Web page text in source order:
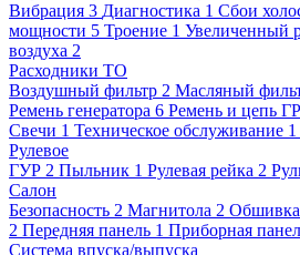
Вибрация 3 Диагностика 1 Сбои
мощности 5 Троение 1 Увеличенный
воздуха 2
Расходники ТО
Воздушный фильтр 2 Масляный
Ремень генератора 6 Ремень и цепь
Свечи 1 Техническое обслуживание 1
Рулевое
ГУР 2 Пыльник 1 Рулевая рейка 2
Салон
Безопасность 2 Магнитола 2 Обшивка
2 Передняя панель 1 Приборная
Система впуска/выпуска